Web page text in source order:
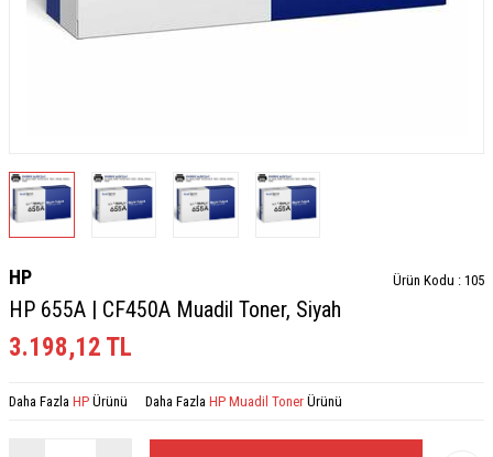
HP Ürün Kodu : 105
HP 655A | CF450A Muadil Toner, Siyah
3.198,12 TL
Daha Fazla HP Ürünü Daha Fazla HP Muadil Toner Ürünü